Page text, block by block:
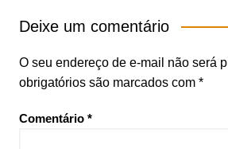
Deixe um comentário
O seu endereço de e-mail não será
obrigatórios são marcados com *
Comentário *